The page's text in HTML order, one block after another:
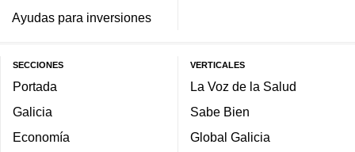
Ayudas para inversiones
SECCIONES
Portada
Galicia
Economía
VERTICALES
La Voz de la Salud
Sabe Bien
Global Galicia